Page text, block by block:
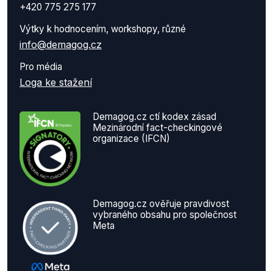
+420 775 275 177
Výtky k hodnocením, workshopy, různé
info@demagog.cz
Pro média
Loga ke stažení
Demagog.cz ctí kodex zásad
Mezinárodní fact-checkingové
organizace (IFCN)
Demagog.cz ověřuje pravdivost
vybraného obsahu pro společnost
Meta